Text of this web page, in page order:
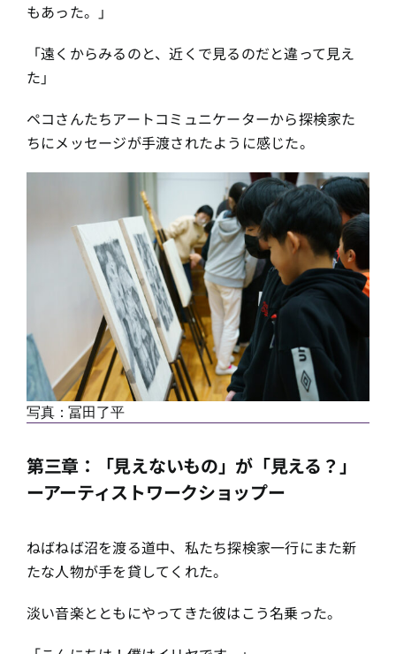
もあった。」
「遠くからみるのと、近くで見るのだと違って見え
た」
ペコさんたちアートコミュニケーターから探検家た
ちにメッセージが手渡されたように感じた。
写真：冨田了平
第三章：「見えないもの」が「見える？」
ーアーティストワークショップー
ねばねば沼を渡る道中、私たち探検家一行にまた新
たな人物が手を貸してくれた。
淡い音楽とともにやってきた彼はこう名乗った。